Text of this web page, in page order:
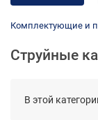
Комплектующие и
Струйные
В этой